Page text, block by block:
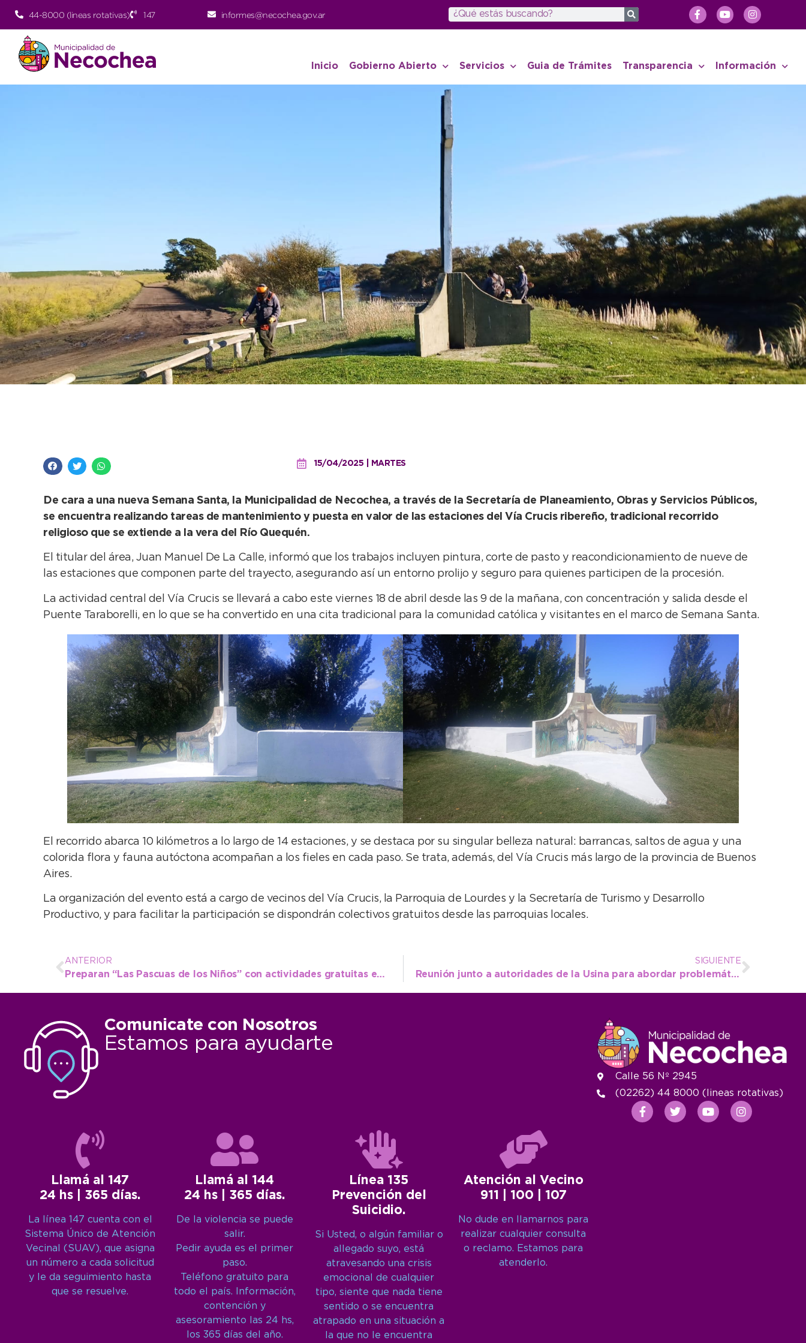
44-8000 (lineas rotativas) 147 informes@necochea.gov.ar
Inicio Gobierno Abierto Servicios Guia de Trámites Transparencia Información
15/04/2025 | MARTES
De cara a una nueva Semana Santa, la Municipalidad de Necochea, a través de la Secretaría de Planeamiento, Obras y Servicios Públicos,
se encuentra realizando tareas de mantenimiento y puesta en valor de las estaciones del Vía Crucis ribereño, tradicional recorrido
religioso que se extiende a la vera del Río Quequén.
El titular del área, Juan Manuel De La Calle, informó que los trabajos incluyen pintura, corte de pasto y reacondicionamiento de nueve de
las estaciones que componen parte del trayecto, asegurando así un entorno prolijo y seguro para quienes participen de la procesión.
La actividad central del Vía Crucis se llevará a cabo este viernes 18 de abril desde las 9 de la mañana, con concentración y salida desde el
Puente Taraborelli, en lo que se ha convertido en una cita tradicional para la comunidad católica y visitantes en el marco de Semana Santa.
El recorrido abarca 10 kilómetros a lo largo de 14 estaciones, y se destaca por su singular belleza natural: barrancas, saltos de agua y una
colorida flora y fauna autóctona acompañan a los fieles en cada paso. Se trata, además, del Vía Crucis más largo de la provincia de Buenos
Aires.
La organización del evento está a cargo de vecinos del Vía Crucis, la Parroquia de Lourdes y la Secretaría de Turismo y Desarrollo
Productivo, y para facilitar la participación se dispondrán colectivos gratuitos desde las parroquias locales.
ANTERIOR
Preparan “Las Pascuas de los Niños” con actividades gratuitas en el Parque Miguel Lillo
SIGUIENTE
Reunión junto a autoridades de la Usina para abordar problemáticas del alumbrado en Quequén
Comunicate con Nosotros
Estamos para ayudarte
Llamá al 147
24 hs | 365 días.
La línea 147 cuenta con el
Sistema Único de Atención
Vecinal (SUAV), que asigna
un número a cada solicitud
y le da seguimiento hasta
que se resuelve.
Llamá al 144
24 hs | 365 días.
De la violencia se puede
salir.
Pedir ayuda es el primer
paso.
Teléfono gratuito para
todo el país. Información,
contención y
asesoramiento las 24 hs,
los 365 días del año.
Línea 135
Prevención del
Suicidio.
Si Usted, o algún familiar o
allegado suyo, está
atravesando una crisis
emocional de cualquier
tipo, siente que nada tiene
sentido o se encuentra
atrapado en una situación a
la que no le encuentra
Atención al Vecino
911 | 100 | 107
No dude en llamarnos para
realizar cualquier consulta
o reclamo. Estamos para
atenderlo.
Calle 56 Nº 2945
(02262) 44 8000 (lineas rotativas)